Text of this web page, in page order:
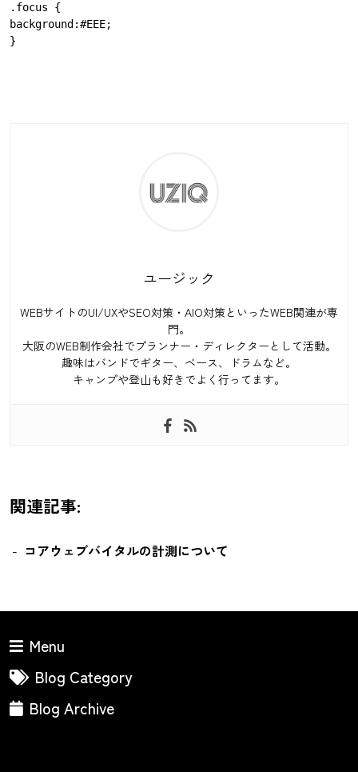
.focus {
background:#EEE;
ユージック
WEBサイトのUI/UXやSEO対策・AIO対策といったWEB関連が専
門。
大阪のWEB制作会社でプランナー・ディレクターとして活動。
趣味はバンドでギター、ベース、ドラムなど。
キャンプや登山も好きでよく行ってます。
関連記事:
コアウェブバイタルの計測について
Menu
Blog Category
Blog Archive